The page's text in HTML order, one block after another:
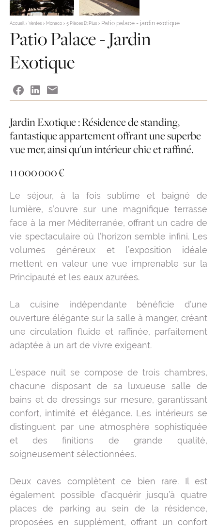
Accueil Ventes Monaco 5 Pièces Et Plus Patio palace - jardin exotique
Patio Palace - Jardin
Exotique
Jardin Exotique : Résidence de standing,
fantastique appartement offrant une superbe
vue mer, ainsi qu'un intérieur chic et raffiné.
11 000 000 €
Le séjour, à la fois sublime et baigné de
lumière, s’ouvre sur une magnifique terrasse
face à la mer Méditerranée, offrant un cadre de
vie spectaculaire où l’horizon semble infini. Les
volumes généreux et l’exposition idéale
mettent en valeur une vue imprenable sur la
Principauté et les eaux azurées.
La cuisine indépendante bénéficie d’une
ouverture élégante sur la salle à manger, créant
une circulation fluide et raffinée, parfaitement
adaptée à un art de vivre exigeant.
L’espace nuit se compose de trois chambres,
chacune disposant de sa luxueuse salle de
bains et de dressings sur mesure, garantissant
confort, intimité et élégance. Les intérieurs se
distinguent par une atmosphère sophistiquée
et des finitions de grande qualité,
soigneusement sélectionnées.
Deux caves complètent ce bien rare. Il est
également possible d’acquérir jusqu’à quatre
places de parking au sein de la résidence,
proposées en supplément, offrant un confort